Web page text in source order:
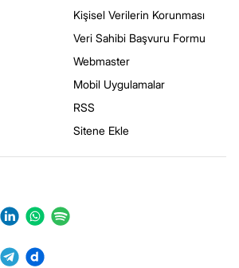
Kişisel Verilerin Korunması
Veri Sahibi Başvuru Formu
Webmaster
Mobil Uygulamalar
RSS
Sitene Ekle